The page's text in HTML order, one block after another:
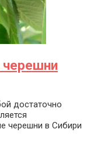
черешни
достаточно
черешни в Сибири